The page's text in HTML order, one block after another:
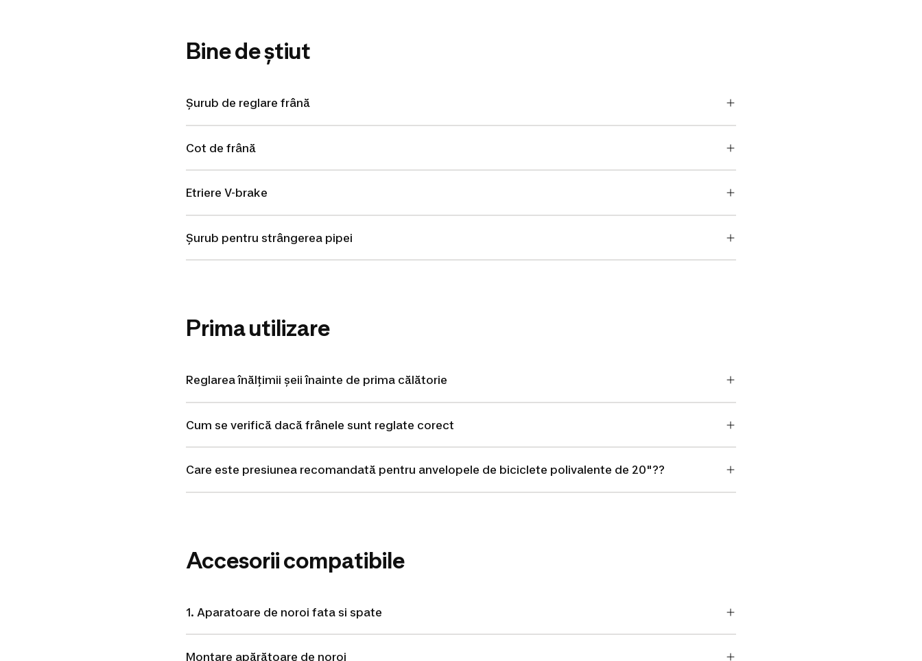
Bine de știut
Șurub de reglare frână
Cot de frână
Etriere V-brake
Șurub pentru strângerea pipei
Prima utilizare
Reglarea înălțimii șeii înainte de prima călătorie
Cum se verifică dacă frânele sunt reglate corect
Care este presiunea recomandată pentru anvelopele de biciclete polivalente de 20"??
Accesorii compatibile
1. Aparatoare de noroi fata si spate
Montare apărătoare de noroi